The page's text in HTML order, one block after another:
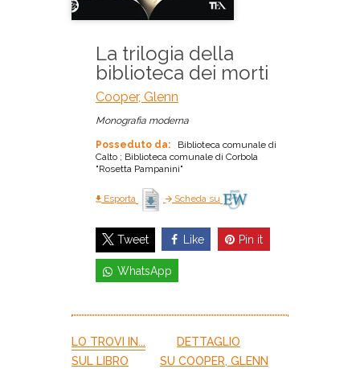
La trilogia della
biblioteca dei morti
Cooper, Glenn
Monografia moderna
Posseduto da:
Biblioteca comunale di
Calto ; Biblioteca comunale di Corbola
"Rosetta Pampanini"
Esporta Scheda su
Tweet Like Pin it
WhatsApp
LO TROVI IN...
DETTAGLIO
SUL LIBRO
SU COOPER, GLENN